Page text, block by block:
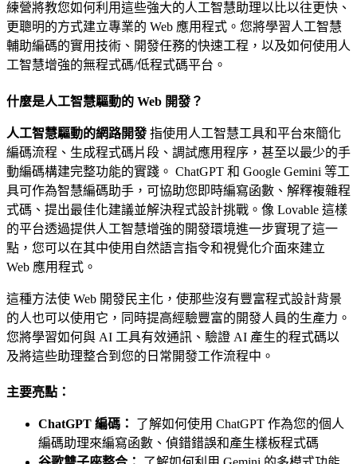
練營將教您如何利用這些強大的人工智慧助理以比以往更快、
更聰明的方式建立專業的 Web 應用程式。您將學習人工智慧
輔助編碼的實用技術、開發任務的快速工程，以及如何使用人
工智慧增強的無程式碼/低程式碼平台。
什麼是人工智慧驅動的 Web 開發？
人工智慧驅動的網路開發 指使用人工智慧工具和平台來簡化
編碼流程、生成程式碼片段、調試應用程序，甚至以最少的手
動編碼構建完整功能的實踐。 ChatGPT 和 Google Gemini 等工
具可作為智慧編碼助手，可協助您即時編寫函數、解釋複雜程
式碼、提出最佳化建議並解決程式設計挑戰。像 Lovable 這樣
的平台透過提供人工智慧增強的開發環境進一步實現了這一
點，您可以在其中使用自然語言指令和視覺化介面來建立
Web 應用程式。
這種方法使 Web 開發民主化，使那些沒有豐富程式設計背景
的人也可以使用它，同時提高經驗豐富的開發人員的生產力。
您將學習如何與 AI 工具有效通訊、驗證 AI 產生的程式碼以
及將這些助理整合到您的日常開發工作流程中。
主要亮點：
ChatGPT 編碼：
了解如何使用 ChatGPT 作為您的個人
編碼助理來編寫函數、偵錯錯誤和產生樣板程式碼